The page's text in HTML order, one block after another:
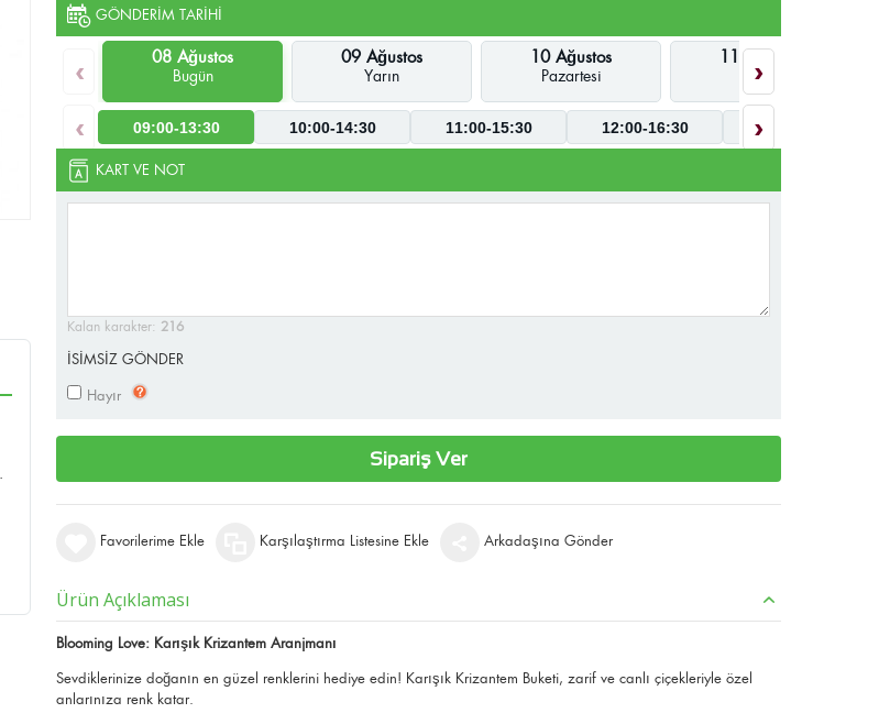
GÖNDERIM TARIHI
‹ 08 Ağustos
Bugün
09 Ağustos
Yarın
10 Ağustos
Pazartesi
11 Ağustos
Salı
›
‹
09:00-13:30 10:00-14:30 11:00-15:30 12:00-16:30 09:00-17:30
›
KART VE NOT
Kalan karakter: 216
İSİMSİZ GÖNDER
Hayır
Sipariş Ver
Favorilerime Ekle Karşılaştırma Listesine Ekle Arkadaşına Gönder
Ürün Açıklaması
Blooming Love: Karışık Krizantem Aranjmanı
Sevdiklerinize doğanın en güzel renklerini hediye edin! Karışık Krizantem Buketi, zarif ve canlı çiçekleriyle özel
anlarınıza renk katar.